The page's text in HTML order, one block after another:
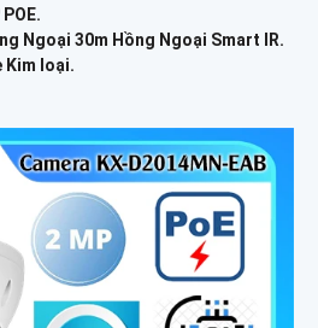
POE.
Ngoại 30m Hồng Ngoại Smart IR.
Kim loại.